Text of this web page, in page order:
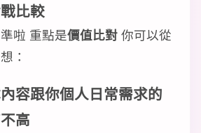
比較
啦 重點是價值比對 你可以從
：
容跟你個人日常需求的
高